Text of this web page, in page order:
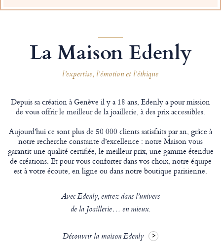
La Maison Edenly
l’expertise, l’émotion et l’éthique
Depuis sa création à Genève il y a 18 ans, Edenly a pour mission
de vous offrir le meilleur de la joaillerie, à des prix accessibles.
Aujourd'hui ce sont plus de 50 000 clients satisfaits par an, grâce à
notre recherche constante d’excellence : notre Maison vous
garantit une qualité certifiée, le meilleur prix, une gamme étendue
de créations. Et pour vous conforter dans vos choix, notre équipe
est à votre écoute, en ligne ou dans notre boutique parisienne.
Avec Edenly, entrez dans l’univers
de la Joaillerie… en mieux.
Découvrir la maison Edenly